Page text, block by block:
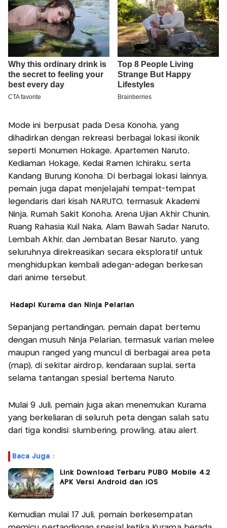
Mode ini berpusat pada Desa Konoha, yang
dihadirkan dengan rekreasi berbagai lokasi ikonik
seperti Monumen Hokage, Apartemen Naruto,
Kediaman Hokage, Kedai Ramen Ichiraku, serta
Kandang Burung Konoha. Di berbagai lokasi lainnya,
pemain juga dapat menjelajahi tempat-tempat
legendaris dari kisah NARUTO, termasuk Akademi
Ninja, Rumah Sakit Konoha, Arena Ujian Akhir Chunin,
Ruang Rahasia Kuil Naka, Alam Bawah Sadar Naruto,
Lembah Akhir, dan Jembatan Besar Naruto, yang
seluruhnya direkreasikan secara eksploratif untuk
menghidupkan kembali adegan-adegan berkesan
dari anime tersebut.
Hadapi Kurama dan Ninja Pelarian
Sepanjang pertandingan, pemain dapat bertemu
dengan musuh Ninja Pelarian, termasuk varian melee
maupun ranged yang muncul di berbagai area peta
(map), di sekitar airdrop, kendaraan suplai, serta
selama tantangan spesial bertema Naruto.
Mulai 9 Juli, pemain juga akan menemukan Kurama
yang berkeliaran di seluruh peta dengan salah satu
dari tiga kondisi: slumbering, prowling, atau alert.
Baca Juga :
Link Download Terbaru PUBG Mobile 4.2
APK Versi Android dan iOS
Kemudian mulai 17 Juli, pemain berkesempatan